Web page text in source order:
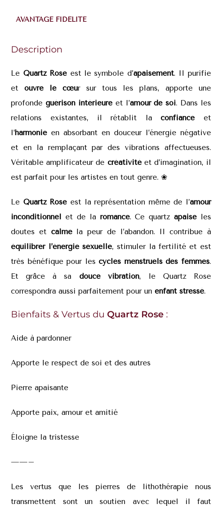
AVANTAGE FIDÉLITÉ
Description
Le Quartz Rose est le symbole d’apaisement. Il purifie
etouvre le cœur sur tous les plans, apporte une
profondeguérison intérieureet l’amour de soi. Dans les
relations existantes, il rétablit laconfiance et
l’harmonie en absorbant en douceur l’énergie négative
et en la remplaçant par des vibrations affectueuses.
Véritable amplificateur de créativitéet d’imagination, il
est parfait pour les artistes en tout genre.❀
Le Quartz Rose est la représentation même de l’amour
inconditionnel et de la romance. Ce quartz apaiseles
doutes et calmela peur de l’abandon. Il contribue à
équilibrer l’énergie sexuelle, stimuler la fertilité et est
très bénéfique pour lescycles menstruels des femmes.
Et grâce à sa douce vibration, le Quartz Rose
correspondra aussi parfaitement pour unenfant stressé.
Bienfaits & Vertus duQuartz Rose :
Aide à pardonner
Apporte le respect de soi et des autres
Pierre apaisante
Apporte paix, amour et amitié
Éloigne la tristesse
——–
Les vertus que les pierres de lithothérapie nous
transmettent sont un soutien avec lequel il faut